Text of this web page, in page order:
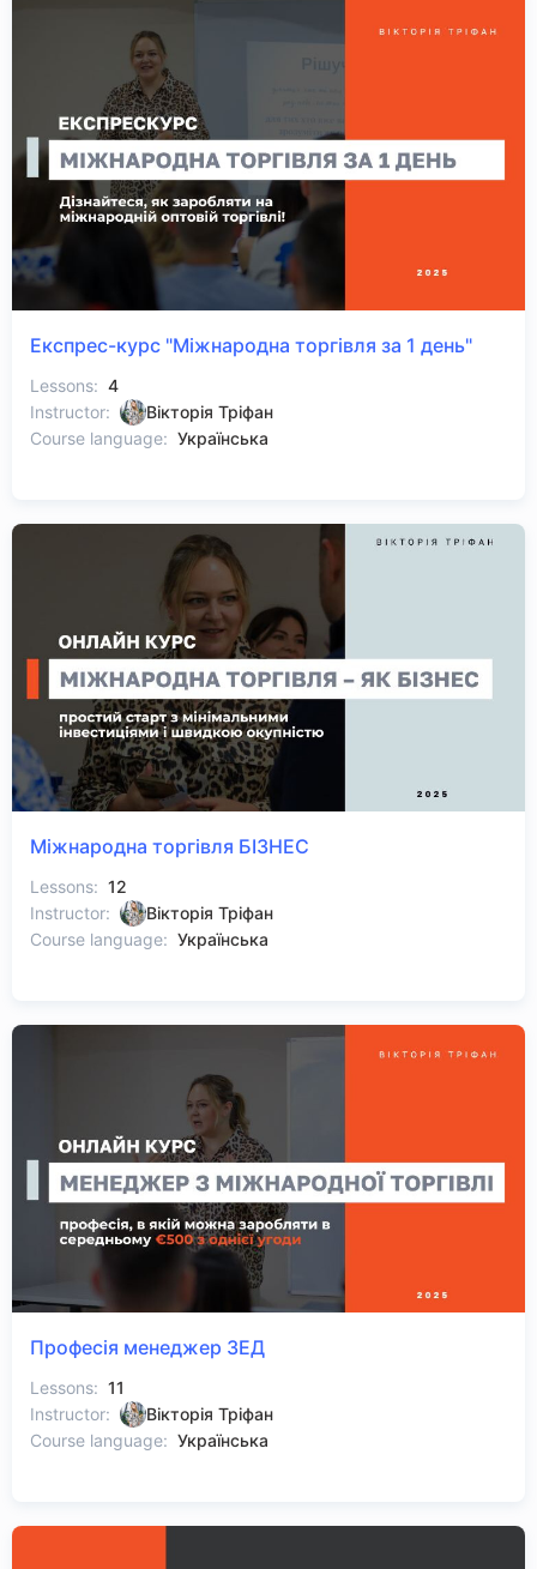
Експрес-курс "Міжнародна торгівля за 1 день"
Lessons: 4
Instructor:
Вікторія Тріфан
Course language: Українська
Міжнародна торгівля БІЗНЕС
Lessons: 12
Instructor:
Вікторія Тріфан
Course language: Українська
Професія менеджер ЗЕД
Lessons: 11
Instructor:
Вікторія Тріфан
Course language: Українська